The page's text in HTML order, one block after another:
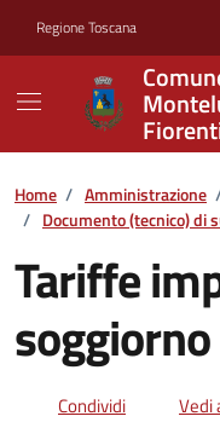
Regione Toscana
Home / Amministrazione
/ Documento (tecnico) di
Tariffe
soggiorno
Dettagli del
Condividi Vedi